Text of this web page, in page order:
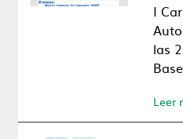
I
las
Leer